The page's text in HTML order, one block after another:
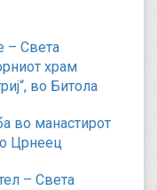
– Света
храм
во Битола
во манастирот
Црнеец
– Света